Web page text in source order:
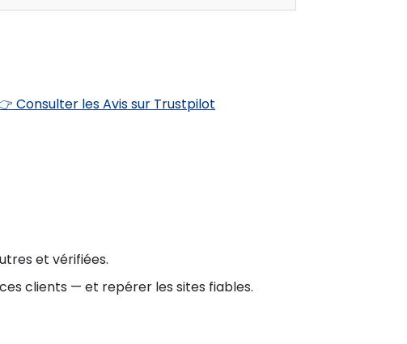
Consulter les Avis sur Trustpilot
et vérifiées.
clients — et repérer les sites fiables.